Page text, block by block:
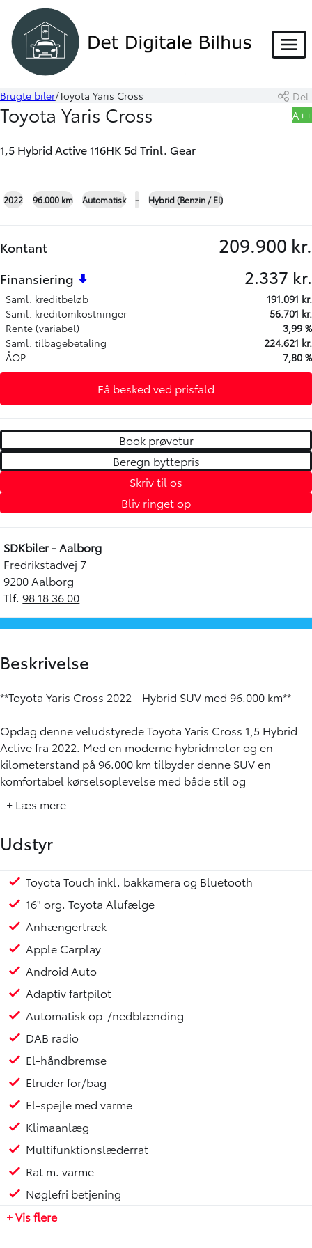
Menu
Book prøvetur
Beregn byttepris
Skriv til os
Brugte biler Toyota Yaris Cross Del
Toyota Yaris Cross
1,5 Hybrid Active 116HK 5d Trinl. Gear
A++
HYBRID
2022 96.000 km Automatisk - Hybrid (Benzin / El)
Kontant 209.900 kr.
Finansiering 2.337 kr.
Saml. kreditbeløb
191.091 kr.
Saml. kreditomkostninger
56.701 kr.
Rente (variabel)
3,99 %
Saml. tilbagebetaling
224.621 kr.
ÅOP
7,80 %
Få besked ved prisfald
Book prøvetur
Beregn byttepris
Skriv til os
Bliv ringet op
SDKbiler - Aalborg
Fredrikstadvej 7
9200 Aalborg
Tlf.98 18 36 00
Beskrivelse
**Toyota Yaris Cross 2022 - Hybrid SUV med 96.000 km**
Opdag denne veludstyrede Toyota Yaris Cross 1,5 Hybrid
Active fra 2022. Med en moderne hybridmotor og en
kilometerstand på 96.000 km tilbyder denne SUV en
komfortabel kørselsoplevelse med både stil og
klar til at blive din nye pålidelige makker på vejene.
**Specifikationer:**
- **Årgang:** 2022
- **Kilometer:** 96.000 km
- **Motor:** 1,5 liter Hybrid
- **Gearkasse:** Trinl. gear
- **Brændstof:** Benzin/El
- **Karrosseri:** SUV
- **Tophastighed:** 170 km/t
- **CO2-udledning:** 101 g/km
- **Brændstofforbrug:** 27,5 km/l
- **Årlig ejerafgift:** 1280 kr
**Udstyr:**
- Toyota Touch inkl. bakkamera og Bluetooth
- 16" originale Toyota alufælge
- Anhængertræk
- Apple Carplay & Android Auto
- Adaptiv fartpilot
- Automatisk op-/nedblænding
- DAB radio
- El-håndbremse
- Elruder for/bag
+ Læs mere
Udstyr
Toyota Touch inkl. bakkamera og Bluetooth
16" org. Toyota Alufælge
Anhængertræk
Apple Carplay
Android Auto
Adaptiv fartpilot
Automatisk op-/nedblænding
DAB radio
El-håndbremse
Elruder for/bag
El-spejle med varme
Klimaanlæg
Multifunktionslæderrat
Rat m. varme
Nøglefri betjening
Regnsensor
Servo
Skumringscensor
Sædevarme for
Udvendig temperaturmåler
USB stik
LED kørelys
Tågelygter
Splitbagsæde
Kopholder
Justerbart rat
Højdejusterbart førersæde
Isofix
Prod. år 2022
Service ok
+ Vis flere